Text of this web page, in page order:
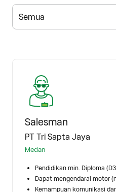
Salesman
PT Tri Sapta Jaya
Medan
Pendidikan min. Diploma
Dapat mengendarai motor
Kemampuan komunikasi